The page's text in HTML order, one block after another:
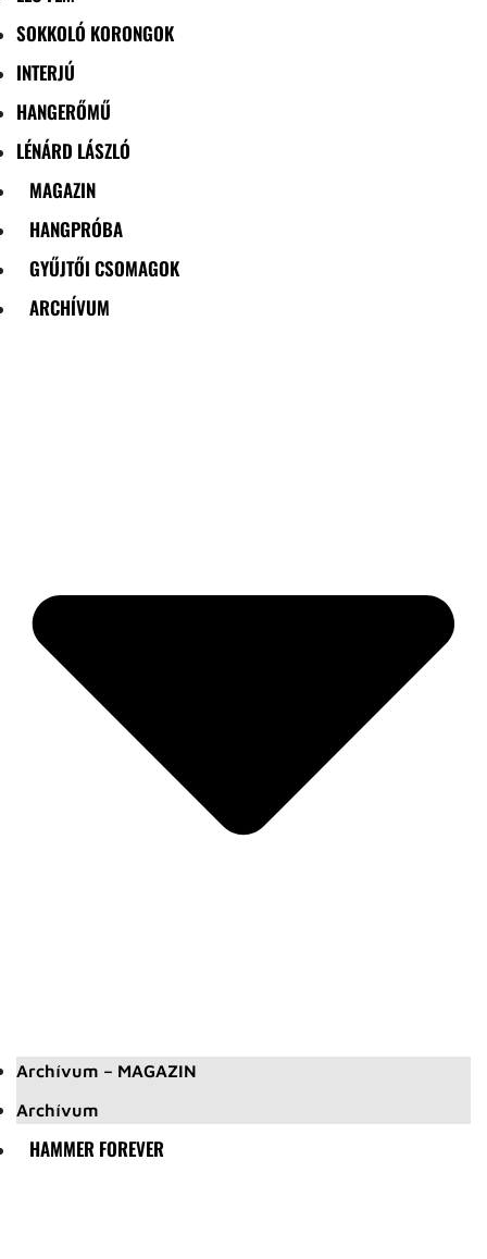
SOKKOLÓ KORONGOK
INTERJÚ
HANGERŐMŰ
LÉNÁRD LÁSZLÓ
MAGAZIN
HANGPRÓBA
GYŰJTŐI CSOMAGOK
ARCHÍVUM
Archívum – MAGAZIN
Archívum
HAMMER FOREVER